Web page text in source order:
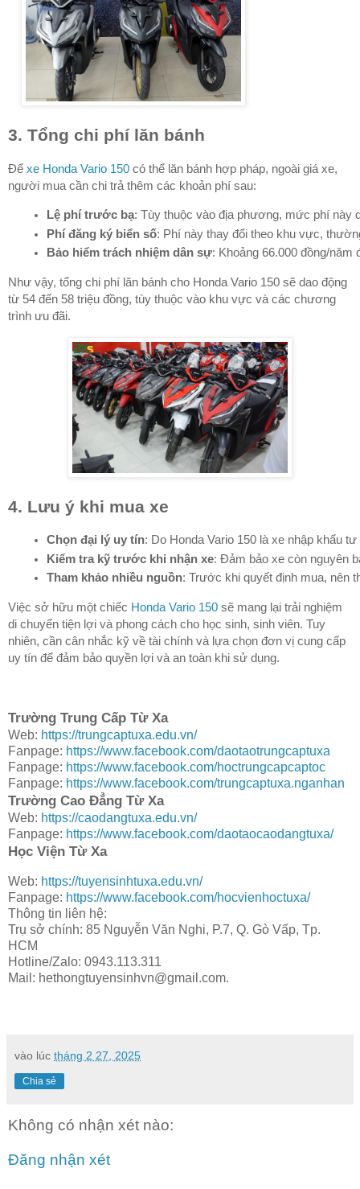
3. Tổng chi phí lăn bánh
Để xe Honda Vario 150 có thể lăn bánh hợp pháp, ngoài giá xe,
người mua cần chi trả thêm các khoản phí sau:
Lệ phí trước bạ: Tùy thuộc vào địa phương, mức phí này
Phí đăng ký biển số: Phí này thay đổi theo khu vực,
Bảo hiểm trách nhiệm dân sự: Khoảng 66.000 đồng/
Như vậy, tổng chi phí lăn bánh cho Honda Vario 150 sẽ dao động
từ 54 đến 58 triệu đồng, tùy thuộc vào khu vực và các chương
trình ưu đãi.
4. Lưu ý khi mua xe
Chọn đại lý uy tín: Do Honda Vario 150 là xe nhập khẩu
Kiểm tra kỹ trước khi nhận xe: Đảm bảo xe còn nguyên
Tham khảo nhiều nguồn: Trước khi quyết định mua, nên
Việc sở hữu một chiếc Honda Vario 150 sẽ mang lại trải nghiệm
di chuyển tiện lợi và phong cách cho học sinh, sinh viên. Tuy
nhiên, cần cân nhắc kỹ về tài chính và lựa chọn đơn vị cung cấp
uy tín để đảm bảo quyền lợi và an toàn khi sử dụng.
Trường Trung Cấp Từ Xa
Web: https://trungcaptuxa.edu.vn/
Fanpage: https://www.facebook.com/daotaotrungcaptuxa
Fanpage: https://www.facebook.com/hoctrungcapcaptoc
Fanpage: https://www.facebook.com/trungcaptuxa.nganhan
Trường Cao Đẳng Từ Xa
Web: https://caodangtuxa.edu.vn/
Fanpage: https://www.facebook.com/daotaocaodangtuxa/
Học Viện Từ Xa
Web: https://tuyensinhtuxa.edu.vn/
Fanpage: https://www.facebook.com/hocvienhoctuxa/
Thông tin liên hệ:
Trụ sở chính: 85 Nguyễn Văn Nghi, P.7, Q. Gò Vấp, Tp.
HCM
Hotline/Zalo: 0943.113.311
Mail: hethongtuyensinhvn@gmail.com.
vào lúc tháng 2 27, 2025
Chia sẻ
Không có nhận xét nào:
Đăng nhận xét